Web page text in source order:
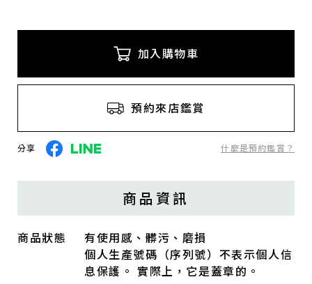
加入購物車
預約來店鑑賞
分享 什麼是預約鑑賞？
商品資訊
商品狀態
有使用感、髒污、磨損
個人生產號碼（序列號）不表示個人信
息保護。 實際上，它是蓋章的。